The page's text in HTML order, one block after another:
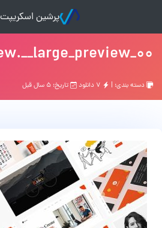
پرشین اسکریپت
00_preview.__large_preview
دسته بندی: | تاریخ: ۵ سال قبل